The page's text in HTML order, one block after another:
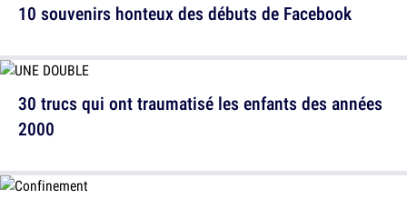
30 trucs qui ont traumatisé les enfants des années
2000
10 souvenirs honteux des débuts de Facebook